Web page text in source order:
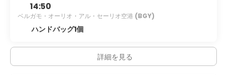
14:50
ベルガモ・オーリオ・アル・セーリオ空港 (BGY)
ハンドバッグ1個
詳細を見る